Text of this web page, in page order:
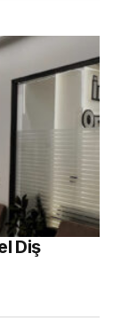
Diş